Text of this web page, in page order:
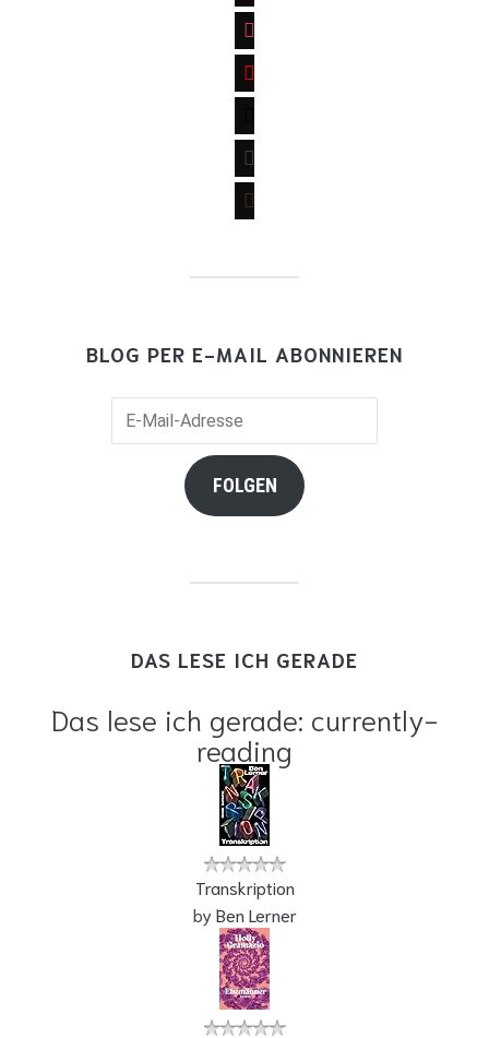
instagram
youtube
wordpress
goodreads
BLOG PER E-MAIL ABONNIEREN
FOLGEN
DAS LESE ICH GERADE
Das lese ich gerade: currently-
reading
Transkription
byBen Lerner